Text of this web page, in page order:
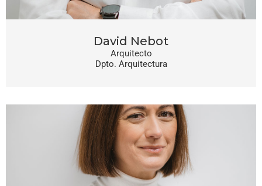
David Nebot
Arquitecto
Dpto. Arquitectura